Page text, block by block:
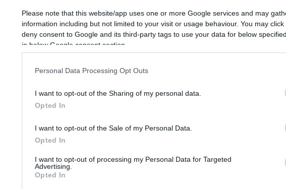
Please note that this website/app uses one or more Google services and may
information including but not limited to your visit or usage behaviour. You may
deny consent to Google and its third-party tags to use your data for below
in below Google consent section.
Personal Data Processing Opt Outs
I want to opt-out of the Sharing of my personal data.
Opted In
I want to opt-out of the Sale of my Personal Data.
Opted In
I want to opt-out of processing my Personal Data for Targeted
Advertising.
Opted In
ΠΕΡΙΣΣΟΤΕΡΑ